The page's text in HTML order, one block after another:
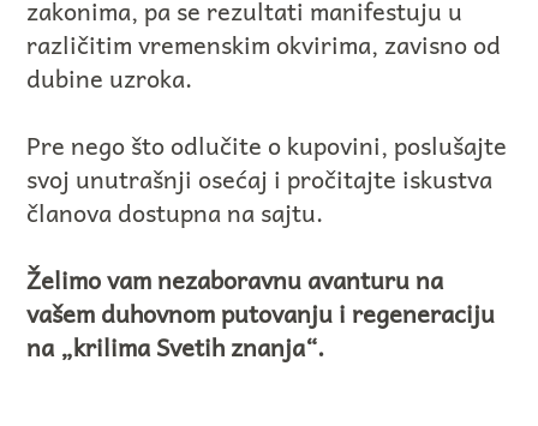
zakonima, pa se rezultati manifestuju u
različitim vremenskim okvirima, zavisno od
dubine uzroka.
Pre nego što odlučite o kupovini, poslušajte
svoj unutrašnji osećaj i pročitajte iskustva
članova dostupna na sajtu.
Želimo vam nezaboravnu avanturu na
vašem duhovnom putovanju i regeneraciju
na „krilima Svetih znanja“.